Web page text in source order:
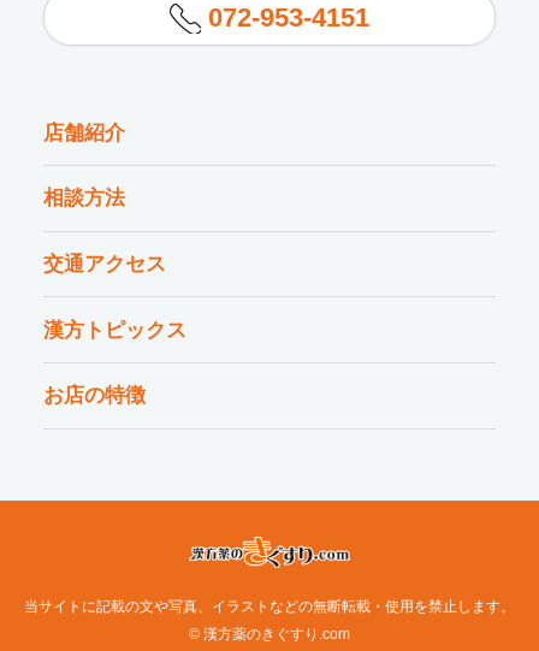
072-953-4151
店舗紹介
相談方法
交通アクセス
漢方トピックス
お店の特徴
当サイトに記載の文や写真、イラストなどの無断転載・使用を禁止します。
© 漢方薬のきぐすり.com